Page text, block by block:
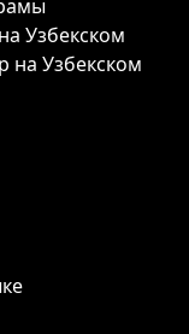
Узбекском
на Узбекском